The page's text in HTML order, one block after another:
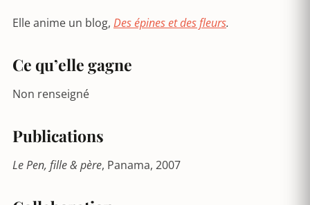
Elle anime un blog, Des épines et des fleurs.
Ce qu’elle gagne
Non renseigné
Publications
Le Pen, fille & père, Panama, 2007